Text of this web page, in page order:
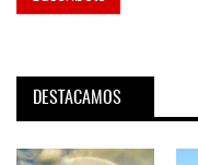
DESTACAMOS